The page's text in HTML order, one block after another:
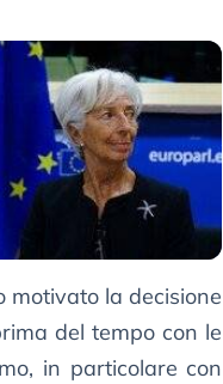
motivato la decisione
del tempo con le
in particolare con